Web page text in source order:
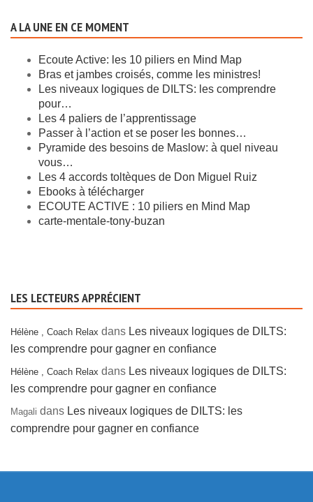
A LA UNE EN CE MOMENT
Ecoute Active: les 10 piliers en Mind Map
Bras et jambes croisés, comme les ministres!
Les niveaux logiques de DILTS: les comprendre
pour…
Les 4 paliers de l’apprentissage
Passer à l’action et se poser les bonnes…
Pyramide des besoins de Maslow: à quel niveau
vous…
Les 4 accords toltèques de Don Miguel Ruiz
Ebooks à télécharger
ECOUTE ACTIVE : 10 piliers en Mind Map
carte-mentale-tony-buzan
LES LECTEURS APPRÉCIENT
Hélène , Coach Relax dans Les niveaux logiques de DILTS:
les comprendre pour gagner en confiance
Hélène , Coach Relax dans Les niveaux logiques de DILTS:
les comprendre pour gagner en confiance
Magali dans Les niveaux logiques de DILTS: les
comprendre pour gagner en confiance